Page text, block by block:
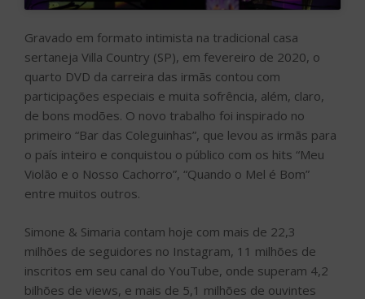
Gravado em formato intimista na tradicional casa
sertaneja Villa Country (SP), em fevereiro de 2020, o
quarto DVD da carreira das irmãs contou com
participações especiais e muita sofrência, além, claro,
de bons modões. O novo trabalho foi inspirado no
primeiro “Bar das Coleguinhas”, que levou as irmãs para
o país inteiro e conquistou o público com os hits “Meu
Violão e o Nosso Cachorro”, “Quando o Mel é Bom”
entre muitos outros.
Simone & Simaria contam hoje com mais de 22,3
milhões de seguidores no Instagram, 11 milhões de
inscritos em seu canal do YouTube, onde superam 4,2
bilhões de views, e mais de 5,1 milhões de ouvintes